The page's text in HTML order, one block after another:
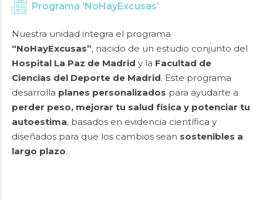
Programa ‘NoHayExcusas’
Nuestra unidad integra el programa
“NoHayExcusas”, nacido de un estudio conjunto del
Hospital La Paz de Madrid y la Facultad de
Ciencias del Deporte de Madrid. Este programa
desarrolla planes personalizados para ayudarte a
perder peso, mejorar tu salud física y potenciar tu
autoestima, basados en evidencia científica y
diseñados para que los cambios sean sostenibles a
largo plazo.